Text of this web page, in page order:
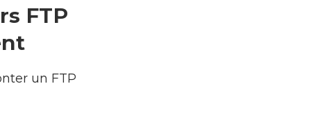
FTP
un FTP